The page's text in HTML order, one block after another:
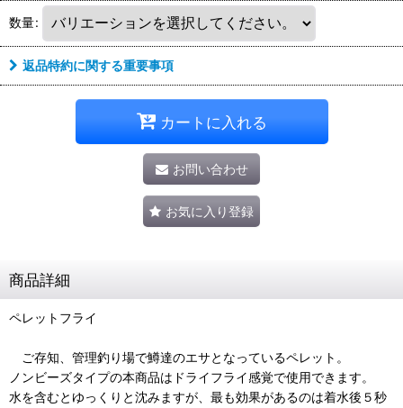
数量:
返品特約に関する重要事項
カートに入れる
お問い合わせ
お気に入り登録
商品詳細
ペレットフライ
ご存知、管理釣り場で鱒達のエサとなっているペレット。
ノンビーズタイプの本商品はドライフライ感覚で使用できます。
水を含むとゆっくりと沈みますが、最も効果があるのは着水後５秒